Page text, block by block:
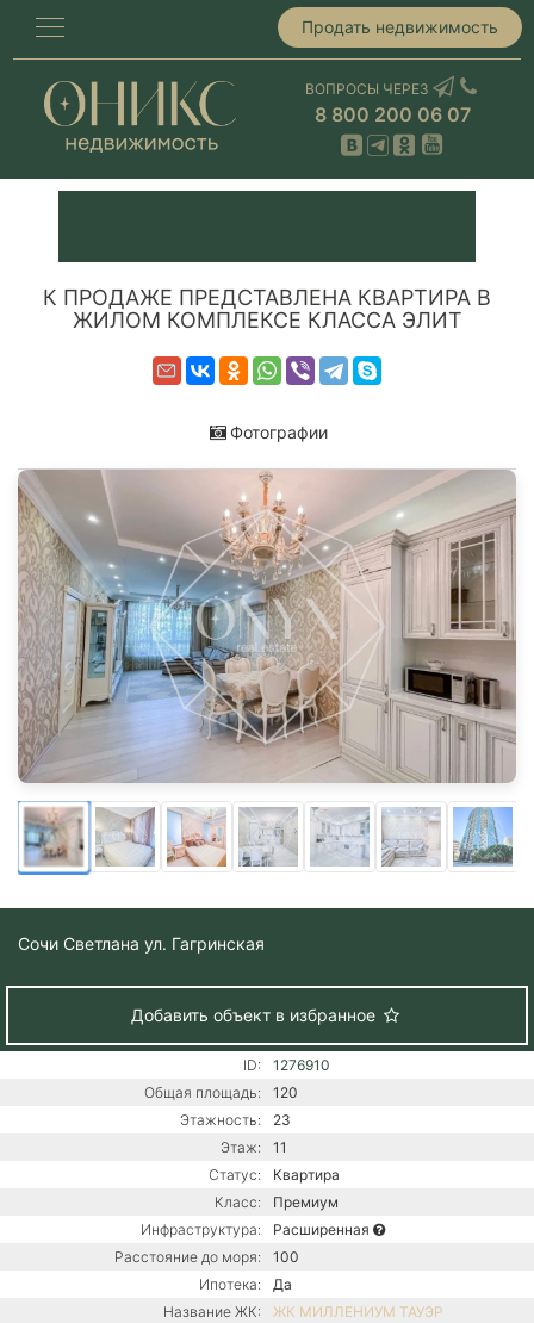
Продать недвижимость
ВОПРОСЫ ЧЕРЕЗ
8 800 200 06 07
К ПРОДАЖЕ ПРЕДСТАВЛЕНА КВАРТИРА В
ЖИЛОМ КОМПЛЕКСЕ КЛАССА ЭЛИТ
Фотографии
Сочи Светлана ул. Гагринская
Добавить объект в избранное
ID:
1276910
Общая площадь:
120
Этажность:
23
Этаж:
11
Статус:
Квартира
Класс:
Премиум
Инфраструктура:
Расширенная
Расстояние до моря:
100
Ипотека:
Да
Название ЖК:
ЖК МИЛЛЕНИУМ ТАУЭР